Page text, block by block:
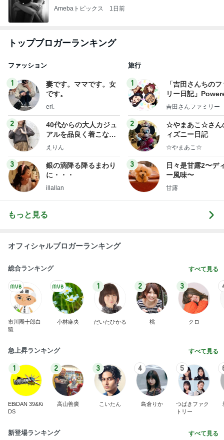
Amebaトピックス 1日前
トップブロガーランキング
ファッション
1
妻です。ママです。女
です。
eri.
2
40代からの大人カジュ
アルを品良く着こなす
ファッションブログ
えりん
3
銀の滴降る降るまわり
に・・・
illallan
旅行
1
「吉田さんちの
リー日記」
y Ameba 吉田さ
ログ
吉田さんファミリー
2
☆やまあこ☆さん
ィズニー日記
☆やまあこ☆
3
日々是甘露2〜デ
ー風味〜
甘露
もっと見る
オフィシャルブロガーランキング
総合ランキング すべて見る
市川團十郎白
猿
小林麻央
1
だいたひかる
2
桃
3
クロ
急上昇ランキング すべて見る
1
EBiDAN 39&Ki
DS
2
高山善廣
3
こいたん
4
島倉りか
5
つばきファク
トリー
新登場ランキング すべて見る